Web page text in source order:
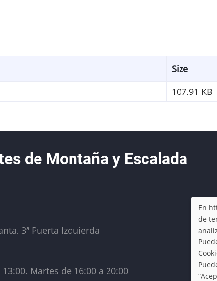
Size
107.91 KB
de Montaña y Escalada
3ª Puerta Izquierda
Martes de 16:00 a 20:00
of
En
de